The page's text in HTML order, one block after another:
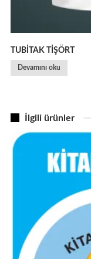
TUBİTAK TİŞÖRT
Devamını oku
İlgili ürünler